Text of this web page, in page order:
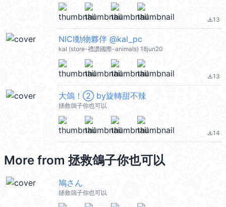
file_download13
NICI動物夥伴 @kal_pc
kal (store-禮讚國際-animals) 18jun20
file_download13
大鴿！② by旋轉甜不辣
拯救鴿子你也可以
file_download14
More from 拯救鴿子你也可以
鳩さん
拯救鴿子你也可以